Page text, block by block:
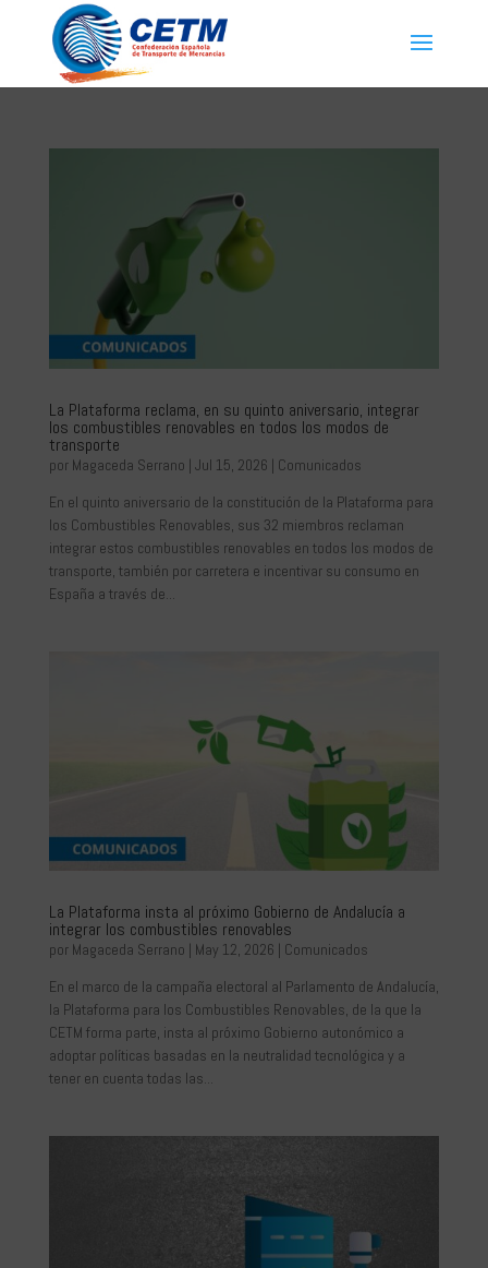
La Plataforma reclama, en su quinto aniversario, integrar
los combustibles renovables en todos los modos de
transporte
por Magaceda Serrano | Jul 15, 2026 | Comunicados
En el quinto aniversario de la constitución de la Plataforma para
los Combustibles Renovables, sus 32 miembros reclaman
integrar estos combustibles renovables en todos los modos de
transporte, también por carretera e incentivar su consumo en
España a través de...
La Plataforma insta al próximo Gobierno de Andalucía a
integrar los combustibles renovables
por Magaceda Serrano | May 12, 2026 | Comunicados
En el marco de la campaña electoral al Parlamento de Andalucía,
la Plataforma para los Combustibles Renovables, de la que la
CETM forma parte, insta al próximo Gobierno autonómico a
adoptar políticas basadas en la neutralidad tecnológica y a
tener en cuenta todas las...